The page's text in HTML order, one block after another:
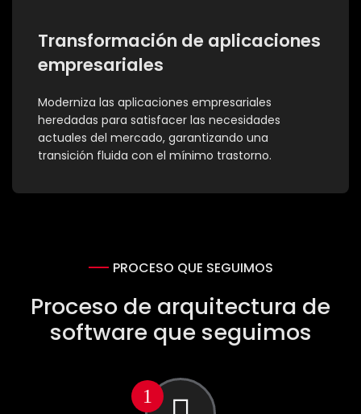
Transformación de aplicaciones
empresariales
Moderniza las aplicaciones empresariales
heredadas para satisfacer las necesidades
actuales del mercado, garantizando una
transición fluida con el mínimo trastorno.
PROCESO QUE SEGUIMOS
Proceso de arquitectura de
software que seguimos